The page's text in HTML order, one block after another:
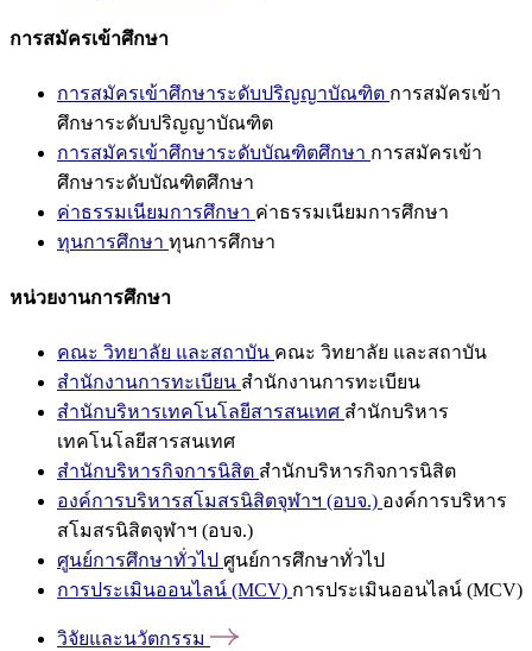
การสมัครเข้าศึกษา
การสมัครเข้าศึกษาระดับปริญญาบัณฑิต การสมัครเข้า
ศึกษาระดับปริญญาบัณฑิต
การสมัครเข้าศึกษาระดับบัณฑิตศึกษา การสมัครเข้า
ศึกษาระดับบัณฑิตศึกษา
ค่าธรรมเนียมการศึกษา ค่าธรรมเนียมการศึกษา
ทุนการศึกษา ทุนการศึกษา
หน่วยงานการศึกษา
คณะ วิทยาลัย และสถาบัน คณะ วิทยาลัย และสถาบัน
สำนักงานการทะเบียน สำนักงานการทะเบียน
สำนักบริหารเทคโนโลยีสารสนเทศ สำนักบริหาร
เทคโนโลยีสารสนเทศ
สำนักบริหารกิจการนิสิต สำนักบริหารกิจการนิสิต
องค์การบริหารสโมสรนิสิตจุฬาฯ (อบจ.) องค์การบริหาร
สโมสรนิสิตจุฬาฯ (อบจ.)
ศูนย์การศึกษาทั่วไป ศูนย์การศึกษาทั่วไป
การประเมินออนไลน์ (MCV) การประเมินออนไลน์ (MCV)
วิจัยและนวัตกรรม